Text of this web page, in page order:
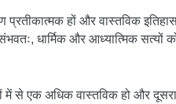
प्रतीकात्मक हों और वास्तविक
संभवतः, धार्मिक और आध्यात्मिक
में से एक अधिक वास्तविक हो और